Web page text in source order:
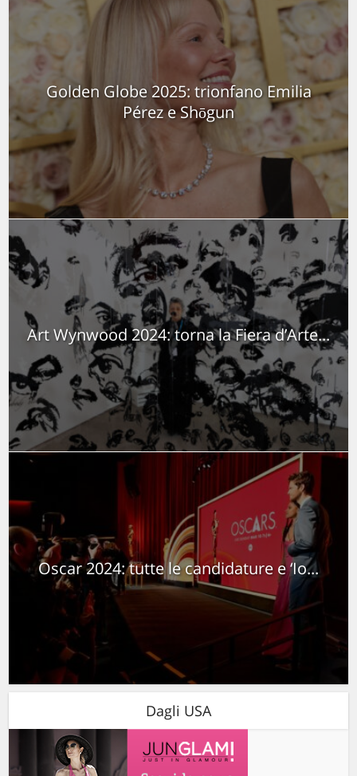
Golden Globe 2025: trionfano Emilia
Pérez e Shōgun
Art Wynwood 2024: torna la Fiera d’Arte...
Oscar 2024: tutte le candidature e ‘Io...
Dagli USA